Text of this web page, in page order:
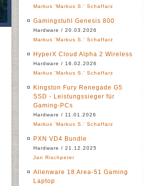
Markus 'Markus S.' Schaffarz
Gamingstuhl Genesis 800
Hardware / 20.03.2026
Markus 'Markus S.' Schaffarz
HyperX Cloud Alpha 2 Wireless
Hardware / 16.02.2026
Markus 'Markus S.' Schaffarz
Kingston Fury Renegade G5
SSD - Leistungssieger für
Gaming-PCs
Hardware / 11.01.2026
Markus 'Markus S.' Schaffarz
PXN VD4 Bundle
Hardware / 21.12.2025
Jan Rischpeter
Alienware 18 Area-51 Gaming
Laptop